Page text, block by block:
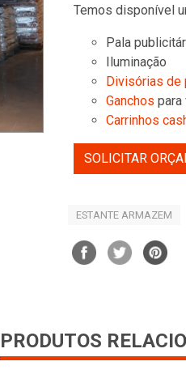
Temos disponível
Pala
Iluminação
Divisórias de
Ganchos para
Carrinhos
SOLICITAR
ESTANTE ARMAZEM
PRODUTOS